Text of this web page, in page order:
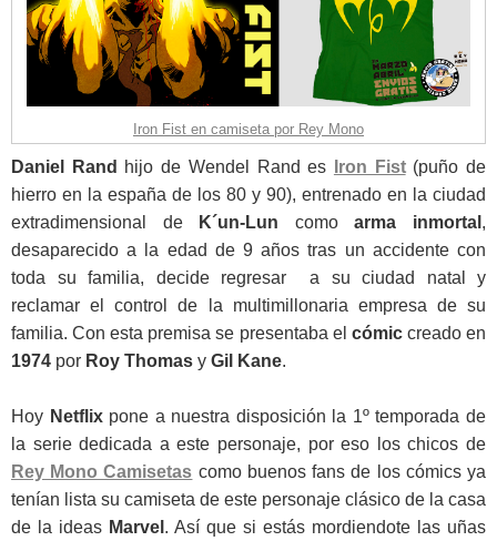
Iron Fist en camiseta por Rey Mono
Daniel Rand hijo de Wendel Rand es Iron Fist(puño de
hierro en la españa de los 80 y 90), entrenado en la ciudad
extradimensional de
K´un-Lun comoarma inmortal ,
desaparecido a la edad de 9 años tras un accidente con
toda su familia, decide regresar a su ciudad natal y
reclamar el control de la multimillonaria empresa de su
familia. Con esta premisa se presentaba el cómiccreado en
1974 por Roy Thomas y Gil Kane.
Hoy Netflixpone a nuestra disposición la 1º temporada de
la serie dedicada a este personaje, por eso los chicos de
Rey Mono Camisetas como buenos fans de los cómics ya
tenían lista su camiseta de este personaje clásico de la casa
de la ideas Marvel . Así que si estás mordiendote las uñas